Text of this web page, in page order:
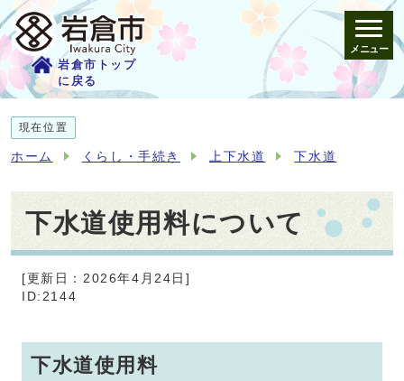
岩倉市トップ
に戻る
メニュー
現在位置
ホーム くらし・手続き 上下水道 下水道
下水道使用料について
[更新日：2026年4月24日]
ID:2144
下水道使用料